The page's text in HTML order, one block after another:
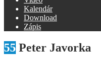
Kalendár
Download
Zápis
55 Peter Javorka